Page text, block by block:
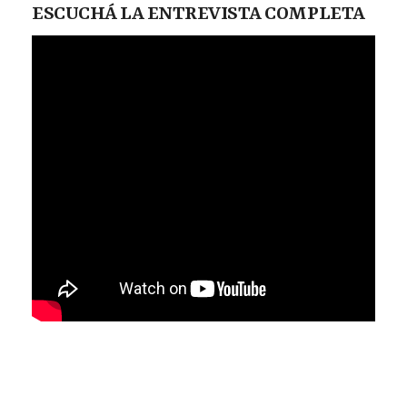
ESCUCHÁ LA ENTREVISTA COMPLETA